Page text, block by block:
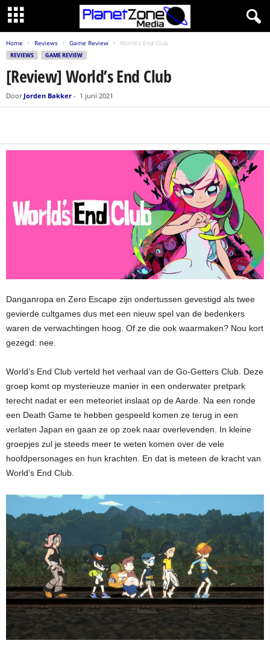
Home Reviews Game Review World’s End Club
REVIEWS GAME REVIEW
[Review] World’s End Club
Door Jorden Bakker - 1 juni 2021
Danganropa en Zero Escape zijn ondertussen gevestigd als twee
gevierde cultgames dus met een nieuw spel van de bedenkers
waren de verwachtingen hoog. Of ze die ook waarmaken? Nou kort
gezegd: nee.
World’s End Club verteld het verhaal van de Go-Getters Club. Deze
groep komt op mysterieuze manier in een onderwater pretpark
terecht nadat er een meteoriet inslaat op de Aarde. Na een ronde
een Death Game te hebben gespeeld komen ze terug in een
verlaten Japan en gaan ze op zoek naar overlevenden. In kleine
groepjes zul je steeds meer te weten komen over de vele
hoofdpersonages en hun krachten. En dat is meteen de kracht van
World’s End Club.